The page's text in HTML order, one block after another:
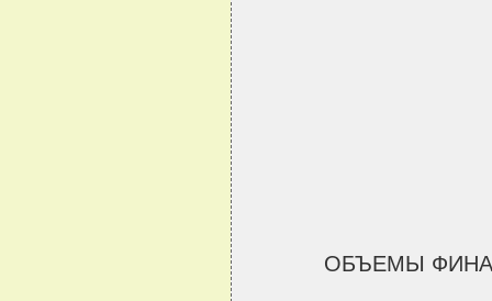
ОБЪЕМЫ